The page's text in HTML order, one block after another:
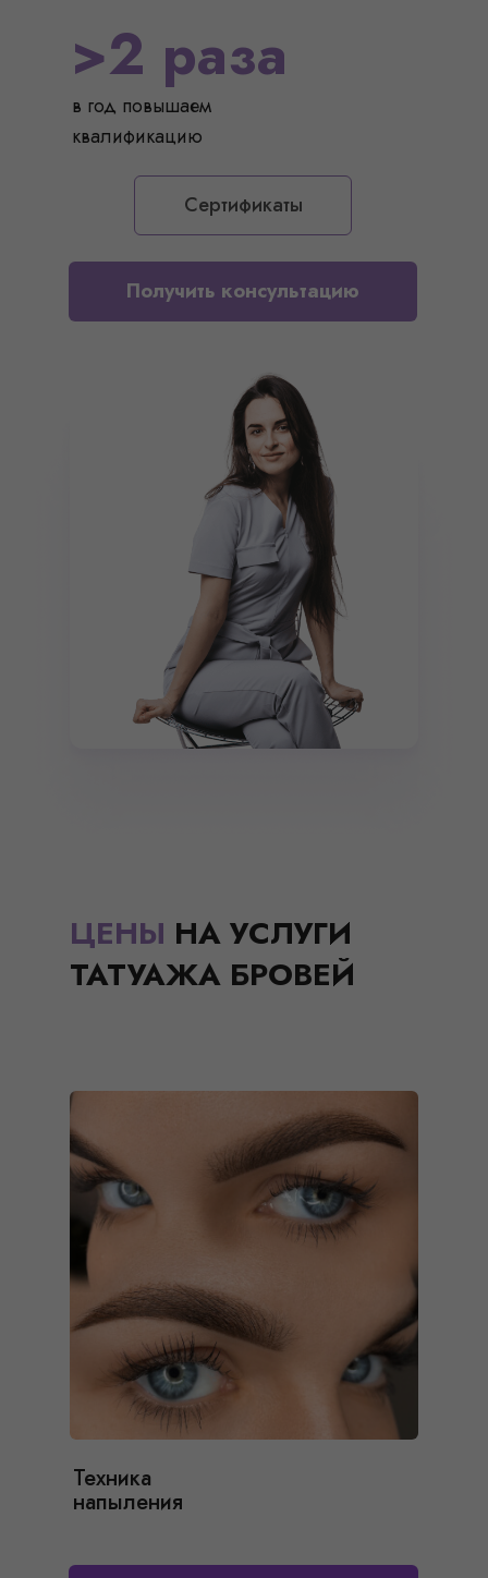
>2 раза
в год повышаем
квалификацию
Получить консультацию
Сертификаты
ЦЕНЫ НА УСЛУГИ
ТАТУАЖА БРОВЕЙ
Техника
напыления